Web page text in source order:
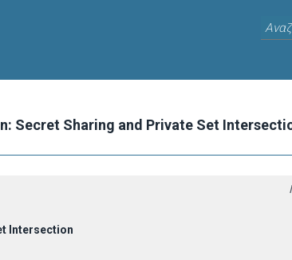
Secret Sharing and Private Set
Intersection